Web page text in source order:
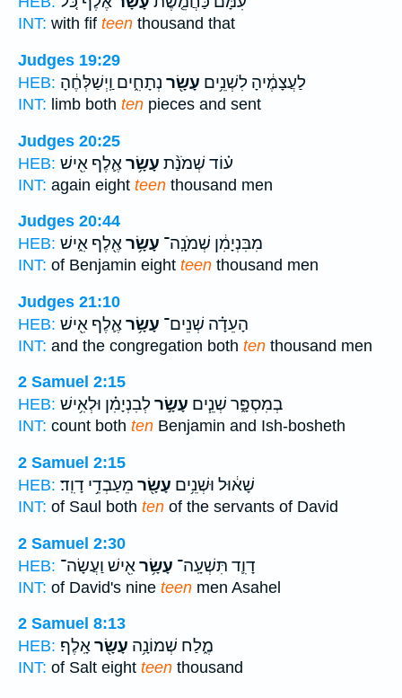
INT: with fif teen thousand that
Judges 19:29
HEB:
לַעֲצָמֶ֔יהָ לִשְׁנֵ֥ים עָשָׂ֖ר נְתָחִ֑ים וַֽיְשַׁלְּחֶ֔הָ
INT: limb both ten pieces and sent
Judges 20:25
HEB:
ע֗וֹד שְׁמֹנַ֨ת עָשָׂ֥ראֶ֛לֶף אִ֖ישׁ
INT: again eight teen thousand men
Judges 20:44
HEB:
מִבִּנְיָמִ֔ן שְׁמֹנָֽה־ עָשָׂ֥ראֶ֖לֶף אִ֑ישׁ
INT: of Benjamin eight teen thousand men
Judges 21:10
HEB:
הָעֵדָ֗ה שְׁנֵים־ עָשָׂ֥ראֶ֛לֶף אִ֖ישׁ
INT: and the congregation both ten thousand men
2 Samuel 2:15
HEB:
בְמִסְפָּ֑ר שְׁנֵ֧ים עָשָׂ֣רלְבִנְיָמִ֗ן וּלְאִ֥ישׁ
INT: count both ten Benjamin and Ish-bosheth
2 Samuel 2:15
HEB:
שָׁא֔וּל וּשְׁנֵ֥ים עָשָׂ֖ר מֵעַבְדֵ֥י דָוִֽד׃
INT: of Saul both ten of the servants of David
2 Samuel 2:30
HEB:
דָוִ֛ד תִּשְׁעָֽה־ עָשָׂ֥ראִ֖ישׁ וַעֲשָׂה־
INT: of David's nine teen men Asahel
2 Samuel 8:13
HEB:
מֶ֑לַח שְׁמוֹנָ֥ה עָשָׂ֖ראָֽלֶף׃
INT: of Salt eight teen thousand